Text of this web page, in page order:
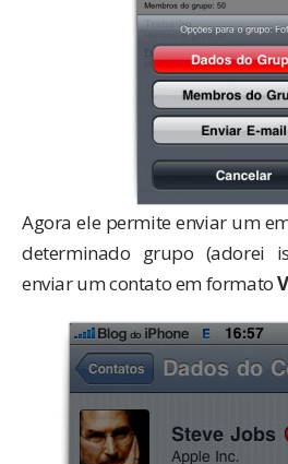
Agora ele permite enviar um
determinado grupo (adorei
enviar um contato em formato